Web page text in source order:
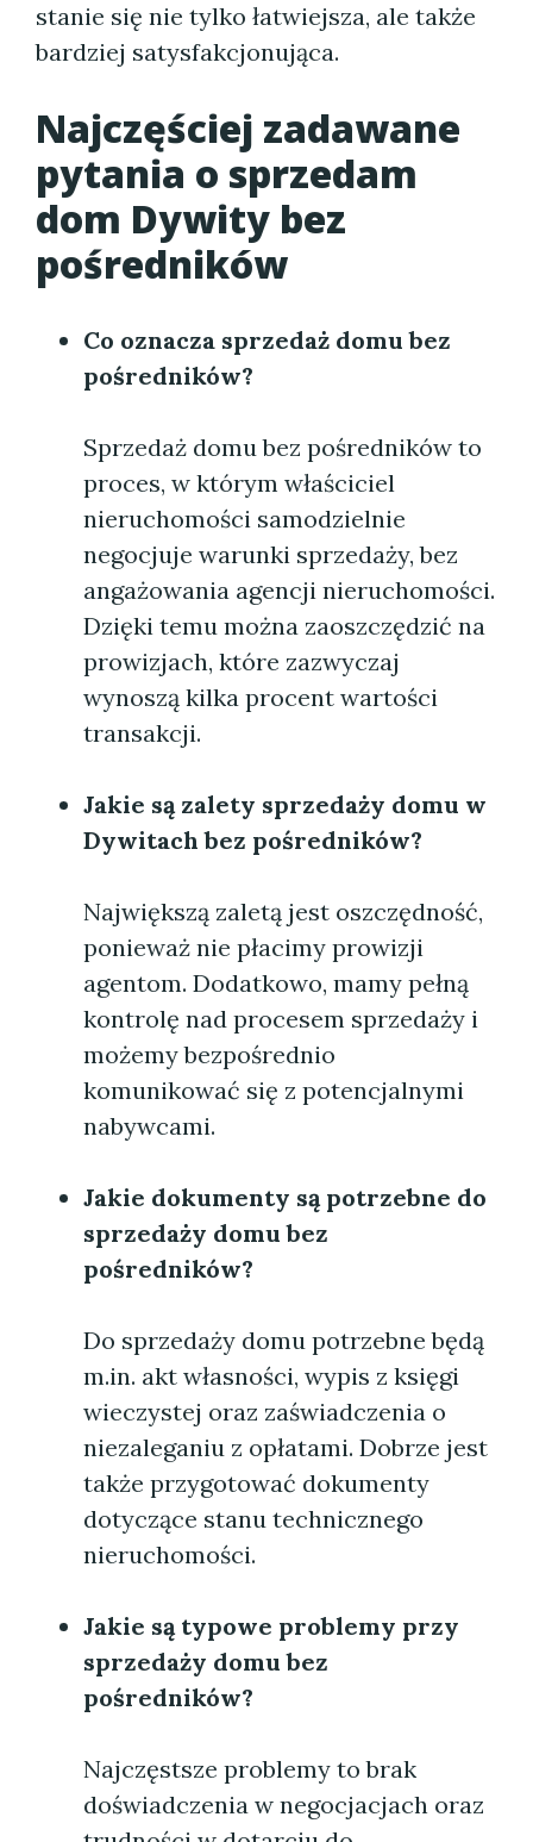
stanie się nie tylko łatwiejsza, ale także
bardziej satysfakcjonująca.
Najczęściej zadawane
pytania o sprzedam
dom Dywity bez
pośredników
Co oznacza sprzedaż domu bez
pośredników?
Sprzedaż domu bez pośredników to
proces, w którym właściciel
nieruchomości samodzielnie
negocjuje warunki sprzedaży, bez
angażowania agencji nieruchomości.
Dzięki temu można zaoszczędzić na
prowizjach, które zazwyczaj
wynoszą kilka procent wartości
transakcji.
Jakie są zalety sprzedaży domu w
Dywitach bez pośredników?
Największą zaletą jest oszczędność,
ponieważ nie płacimy prowizji
agentom. Dodatkowo, mamy pełną
kontrolę nad procesem sprzedaży i
możemy bezpośrednio
komunikować się z potencjalnymi
nabywcami.
Jakie dokumenty są potrzebne do
sprzedaży domu bez
pośredników?
Do sprzedaży domu potrzebne będą
m.in. akt własności, wypis z księgi
wieczystej oraz zaświadczenia o
niezaleganiu z opłatami. Dobrze jest
także przygotować dokumenty
dotyczące stanu technicznego
nieruchomości.
Jakie są typowe problemy przy
sprzedaży domu bez
pośredników?
Najczęstsze problemy to brak
doświadczenia w negocjacjach oraz